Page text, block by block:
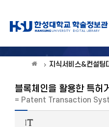
지식서비스&컨설팅
블록체인을 활용한 특허
= Patent Transaction